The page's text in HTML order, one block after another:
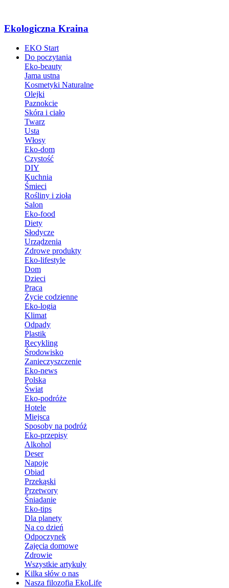
Ekologiczna Kraina
EKO Start
Do poczytania
Eko-beauty
Jama ustna
Kosmetyki Naturalne
Olejki
Paznokcie
Skóra i ciało
Twarz
Usta
Włosy
Eko-dom
Czystość
DIY
Kuchnia
Śmieci
Rośliny i zioła
Salon
Eko-food
Diety
Słodycze
Urządzenia
Zdrowe produkty
Eko-lifestyle
Dom
Dzieci
Praca
Życie codzienne
Eko-logia
Klimat
Odpady
Plastik
Recykling
Środowisko
Zanieczyszczenie
Eko-news
Polska
Świat
Eko-podróże
Hotele
Miejsca
Sposoby na podróż
Eko-przepisy
Alkohol
Deser
Napoje
Obiad
Przekąski
Przetwory
Śniadanie
Eko-tips
Dla planety
Na co dzień
Odpoczynek
Zajęcia domowe
Zdrowie
Wszystkie artykuły
Kilka słów o nas
Nasza filozofia EkoLife